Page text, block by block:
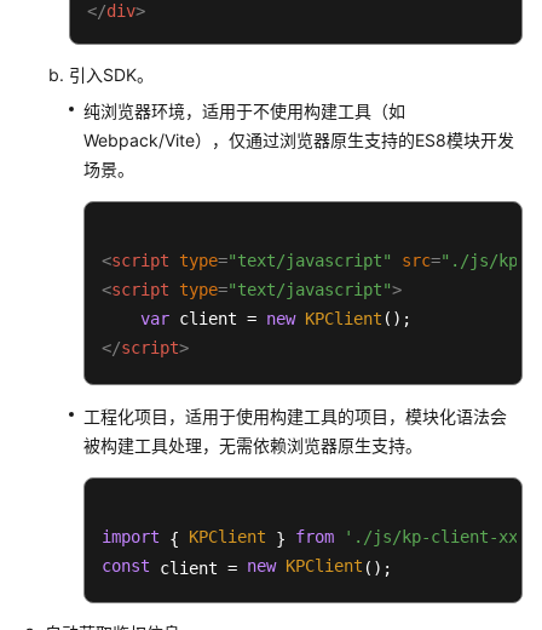
</div>
引入SDK。
纯浏览器环境，适用于不使用构建工具（如
Webpack/Vite），仅通过浏览器原生支持的ES8模块开发
场景。
<script type="text/javascript" src="./js/kp-
<script type="text/javascript">
var client = new KPClient
</script>
工程化项目，适用于使用构建工具的项目，模块化语法会
被构建工具处理，无需依赖浏览器原生支持。
import { KPClient } from
'./js/kp-client-
const client = new KPClient ();